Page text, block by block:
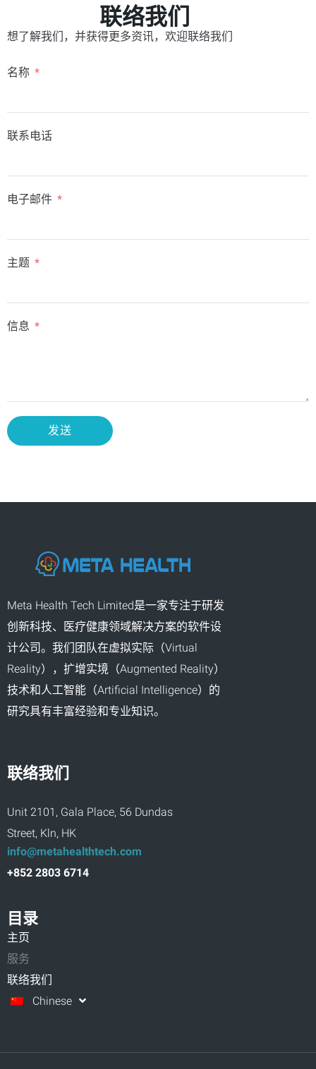
联络我们
想了解我们，并获得更多资讯，欢迎联络我们
名称
联系电话
电子邮件
主题
信息
发送
Meta Health Tech Limited是一家专注于研发
创新科技、医疗健康领域解决方案的软件设
计公司。我们团队在虚拟实际（Virtual
Reality），扩增实境（Augmented Reality）
技术和人工智能（Artificial Intelligence）的
研究具有丰富经验和专业知识。
联络我们
Unit 2101, Gala Place, 56 Dundas
Street, Kln, HK
info@metahealthtech.com
+852 2803 6714
目录
主页
服务
联络我们
Chinese